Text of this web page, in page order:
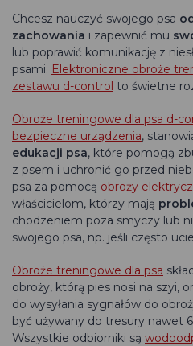
Chcesz nauczyć swojego psa
zachowania i zapewnić mu
lub poprawić komunikację z
psami. Elektroniczne obroże
zestawu d-control to świetne
Obroże treningowe dla psa d-
bezpieczne urządzenia,
edukacji psa, które pomogą
z psem i uchronić go przed
psa za pomocą obroży
właścicielom, którzy mają
chodzeniem poza smyczy lub
swojego psa, np. jeśli często
Obroże treningowe dla psa
obroży, którą pies nosi na szyi,
do wysyłania sygnałów do
być używany do tresury nawet
Wszystkie odbiorniki są